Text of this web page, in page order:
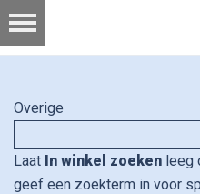
Overige
Laat In winkel zoeken leeg
geef een zoekterm in voor